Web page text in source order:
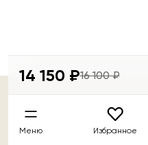
14 150 ₽16 100 ₽
Меню Избранное